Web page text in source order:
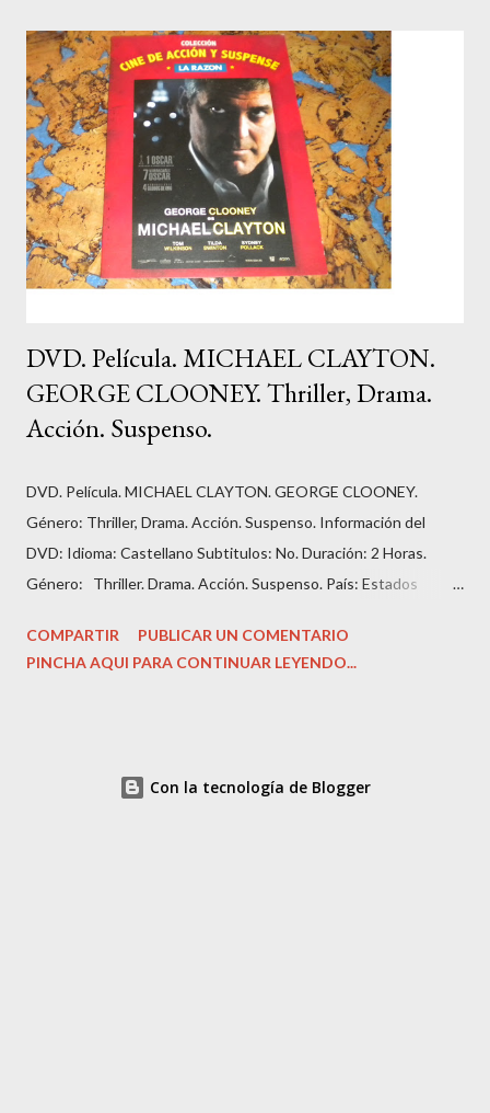
DVD. Película. MICHAEL CLAYTON.
GEORGE CLOONEY. Thriller, Drama.
Acción. Suspenso.
DVD. Película. MICHAEL CLAYTON. GEORGE CLOONEY.
Género: Thriller, Drama. Acción. Suspenso. Información del
DVD: Idioma: Castellano Subtitulos: No. Duración: 2 Horas.
Género: Thriller. Drama. Acción. Suspenso. País: Estados
‎Tony Gilroy. Guión: Tony Gilroy. Fecha de lanzamiento: ‎ 2007.
Actores: ‎George Clooney, Ton Wilkinson, Tilda Swinton...
aunque no ejerce exactamente de abogado. Su trabajo consiste
COMPARTIR
PUBLICAR UN COMENTARIO
PINCHA AQUI PARA CONTINUAR LEYENDO...
Con la tecnología de Blogger